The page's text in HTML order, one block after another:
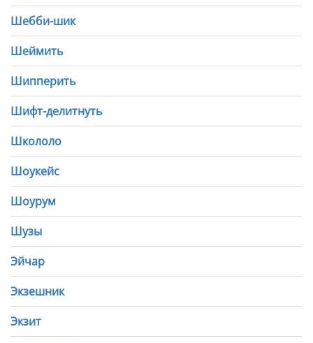
Шебби-шик
Шеймить
Шипперить
Шифт-делитнуть
Школоло
Шоукейс
Шоурум
Шузы
Эйчар
Экзешник
Экзит